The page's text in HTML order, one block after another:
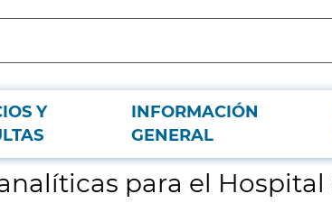
Y
INFORMACIÓN
GENERAL
para el Hospital